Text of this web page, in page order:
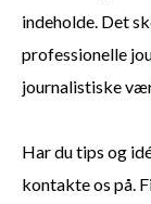
indeholde. Det
professionelle
journalistiske
Har du tips og
kontakte os på.